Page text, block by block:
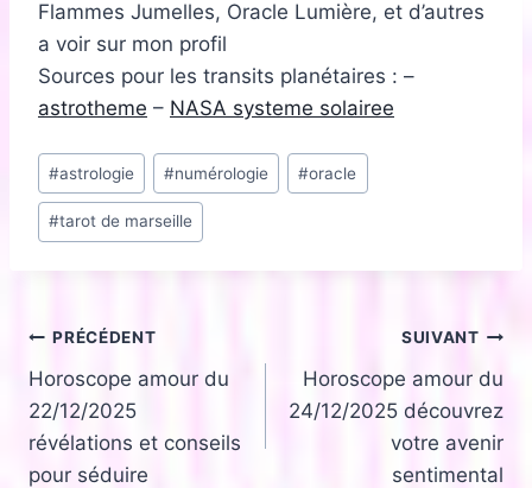
Flammes Jumelles, Oracle Lumière, et d’autres
a voir sur mon profil
Sources pour les transits planétaires : –
astrotheme – NASA systeme solairee
Étiquettes
de
la
#astrologie #numérologie #oracle
#tarot de marseille
Navigation
de
l’article
PRÉCÉDENT
Horoscope amour du
22/12/2025
révélations et conseils
pour séduire
SUIVANT
Horoscope amour du
24/12/2025 découvrez
votre avenir
sentimental